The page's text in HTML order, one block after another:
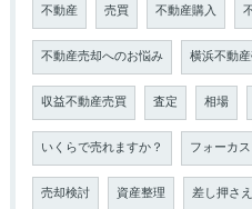
不動産 売買 不動産購入
不動産売却へのお悩み 横浜不動
収益不動産売買 査定 相場
いくらで売れますか？ フォーカス
売却検討 資産整理 差し押さえ